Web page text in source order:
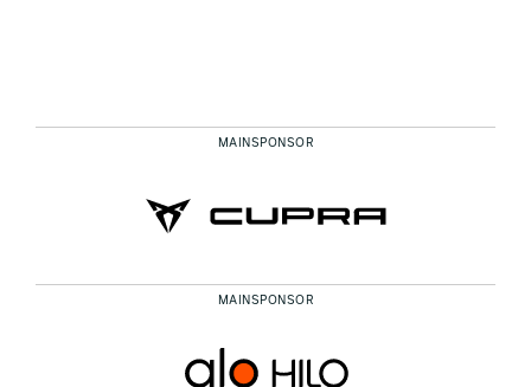
MAINSPONSOR
MAINSPONSOR